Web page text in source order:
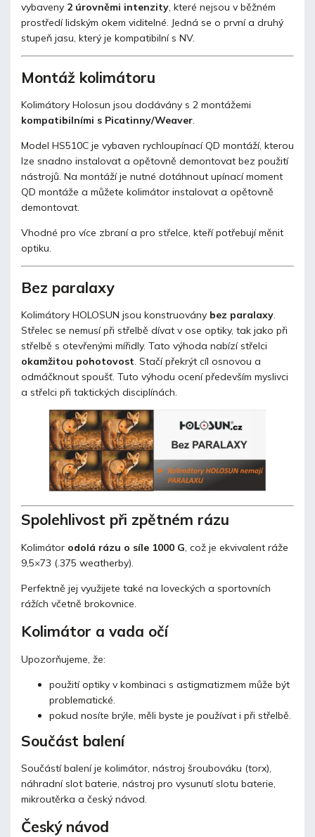
vybaveny 2 úrovněmi intenzity, které nejsou v běžném
prostředí lidským okem viditelné. Jedná se o první a druhý
stupeň jasu, který je kompatibilní s NV.
Montáž kolimátoru
Kolimátory Holosun jsou dodávány s 2 montážemi
kompatibilními s Picatinny/Weaver.
Model HS510C je vybaven rychloupínací QD montáží, kterou
lze snadno instalovat a opětovně demontovat bez použití
nástrojů. Na montáží je nutné dotáhnout upínací moment
QD montáže a můžete kolimátor instalovat a opětovně
demontovat.
Vhodné pro více zbraní a pro střelce, kteří potřebují měnit
optiku.
Bez paralaxy
Kolimátory HOLOSUN jsou konstruovány bez paralaxy.
Střelec se nemusí při střelbě dívat v ose optiky, tak jako při
střelbě s otevřenými mířidly. Tato výhoda nabízí střelci
okamžitou pohotovost. Stačí překrýt cíl osnovou a
odmáčknout spoušť. Tuto výhodu ocení především myslivci
a střelci při taktických disciplínách.
Spolehlivost při zpětném rázu
Kolimátor odolá rázu o síle 1000 G, což je ekvivalent ráže
9,5×73 (.375 weatherby).
Perfektně jej využijete také na loveckých a sportovních
rážích včetně brokovnice.
Kolimátor a vada očí
Upozorňujeme, že:
použití optiky v kombinaci s astigmatizmem může být
problematické.
pokud nosíte brýle, měli byste je používat i při střelbě.
Součást balení
Součástí balení je kolimátor, nástroj šroubováku (torx),
náhradní slot baterie, nástroj pro vysunutí slotu baterie,
mikroutěrka a český návod.
Český návod